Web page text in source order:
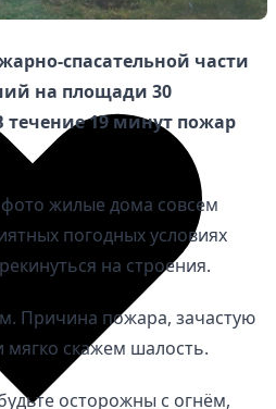
спасательной части
на площади 30
течение 19 минут пожар
жилые дома совсем
погодных условиях
на строения.
Причина пожара, зачастую
мягко скажем шалость.
осторожны с огнём,